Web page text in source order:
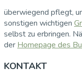
überwiegend pflegt,
sonstigen wichtigen
selbst zu erbringen.
der Homepage des
KONTAKT